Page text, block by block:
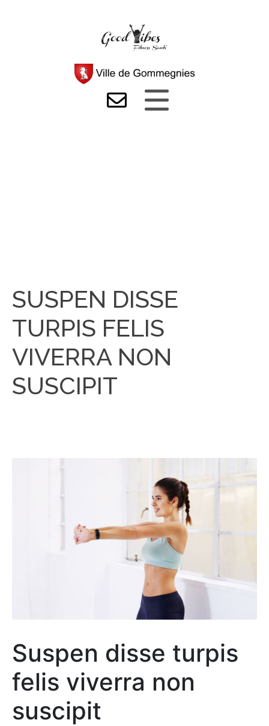
SUSPEN DISSE
TURPIS FELIS
VIVERRA NON
SUSCIPIT
Suspen disse turpis
felis viverra non
suscipit